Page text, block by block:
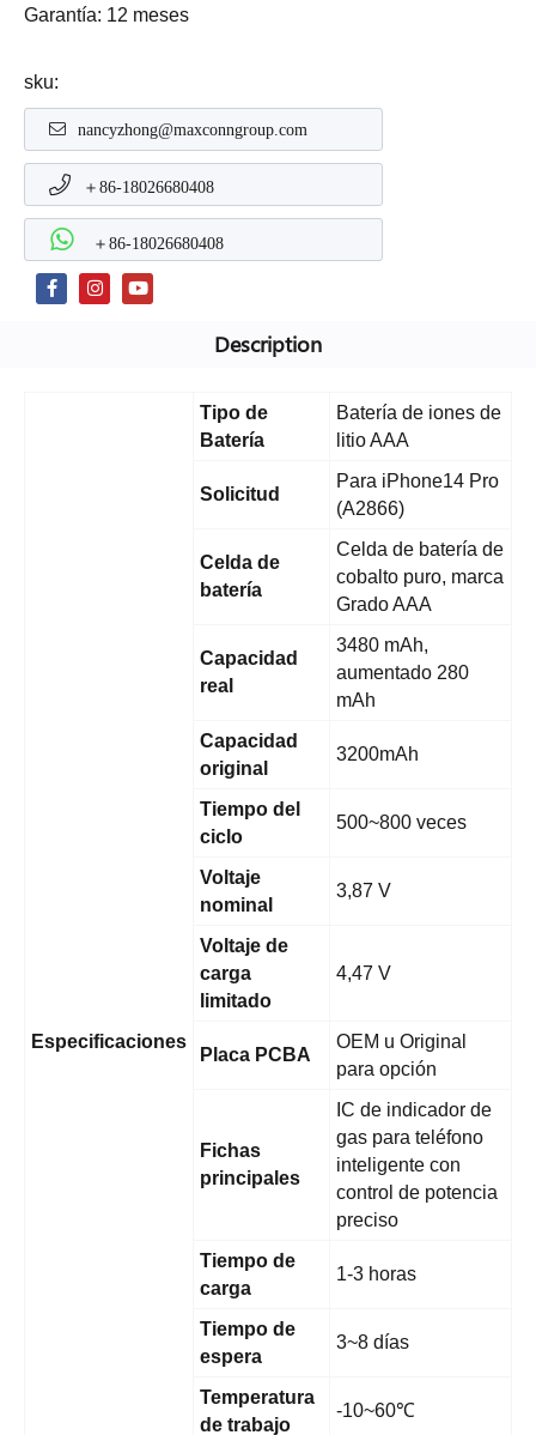
Garantía: 12 meses
sku:
nancyzhong@maxconngroup.com
＋86-18026680408
＋86-18026680408
Description
Especificaciones
Tipo de
Batería
Batería de iones de
litio AAA
Solicitud
Para iPhone14 Pro
(A2866)
Celda de
batería
Celda de batería de
cobalto puro, marca
Grado AAA
Capacidad
real
3480 mAh,
aumentado 280
mAh
Capacidad
original
3200mAh
Tiempo del
ciclo
500~800 veces
Voltaje
nominal
3,87 V
Voltaje de
carga
limitado
4,47 V
Placa PCBA
OEM u Original
para opción
Fichas
principales
IC de indicador de
gas para teléfono
inteligente con
control de potencia
preciso
Tiempo de
carga
1-3 horas
Tiempo de
espera
3~8 días
Temperatura
de trabajo
-10~60℃